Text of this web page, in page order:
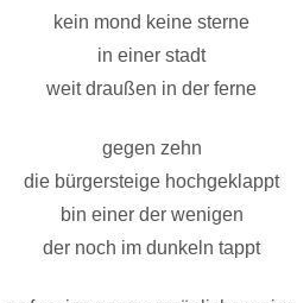
kein mond keine sterne
in einer stadt
weit draußen in der ferne
gegen zehn
die bürgersteige hochgeklappt
bin einer der wenigen
der noch im dunkeln tappt